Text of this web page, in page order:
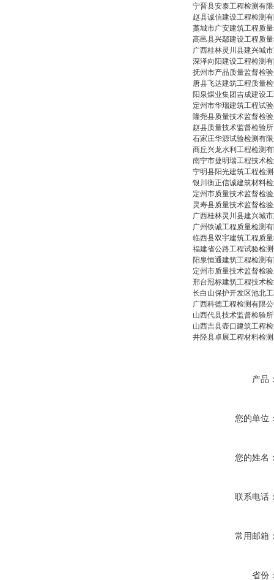
宁晋县安泰工程检测有
赵县诚信建设工程检测
藁城市广安建筑工程质
高邑县兴鄗建设工程质
广西桂林灵川县建兴城
深泽向阳建设工程检测
抚州市产品质量监督检
唐县飞达建筑工程质量
阳泉煤业集团吉成建设
定州市华瑞建筑工程试
隆尧县质量技术监督检
赵县质量技术监督检验所
石家庄华源试验检测有
商丘兴龙水利工程检测
南宁市捷明瑞工程技术
宁明县阳光建筑工程检
银川衡正信诚建筑材料
定州市质量技术监督检
灵寿县质量技术监督检
广西桂林灵川县建兴城
广州铁诚工程质量检测
临西县双宇建筑工程质
福建省公路工程试验检
阳泉恒通建筑工程检测
定州市质量技术监督检
邢台冠标建筑工程技术
长白山保护开发区池北
广西科德工程检测有限
山西代县技术监督检验所
山西吉县壶口建筑工程
井陉县卓展工程材料检
产品
您的单位
您的姓名
联系电话
常用邮箱
省份